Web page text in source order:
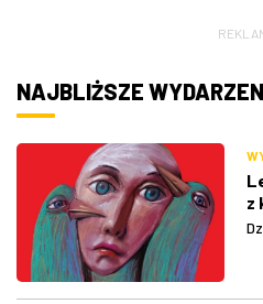
NAJBLIŻSZE
z